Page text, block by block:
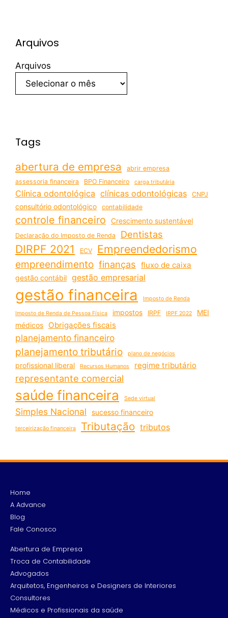
Arquivos
Arquivos
Tags
abertura de empresa
abrir empresa
assessoria financeira
BPO Financeiro carga tributária
Clínica odontológica clínicas odontológicas CNPJ
consultório odontológico contabilidade
controle financeiro Crescimento sustentável
Declaração do Imposto de Renda Dentistas
DIRPF 2021 ECV Empreendedorismo
empreendimento finanças fluxo de caixa
gestão contábil gestão empresarial
gestão financeira Imposto de Renda
Imposto de Renda de Pessoa Física impostos IRPF IRPF 2022
MEI
médicos
Obrigações fiscais
planejamento financeiro
planejamento tributário plano de negócios
profissional liberal Recursos Humanos regime tributário
representante comercial
saúde financeira Sede virtual
Simples Nacional sucesso financeiro
terceirização financeira Tributação tributos
Home
A Advance
Blog
Fale Conosco
Abertura de Empresa
Troca de Contabilidade
Advogados
Arquitetos, Engenheiros e Designers de Interiores
Consultores
Médicos e Profissionais da saúde